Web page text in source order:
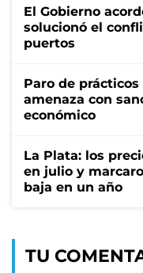
El Gobierno
solucionó el
puertos
Paro de
amenaza con
económico
La Plata: los
en julio y
baja en un año
TU